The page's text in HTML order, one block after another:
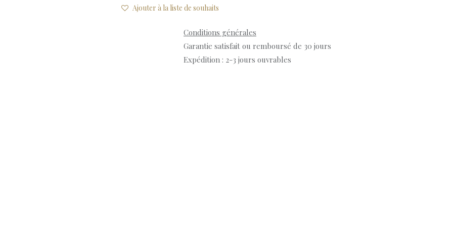
Ajouter à la liste de souhaits
Conditions générales
Garantie satisfait ou remboursé de 30 jours
Expédition : 2-3 jours ouvrables